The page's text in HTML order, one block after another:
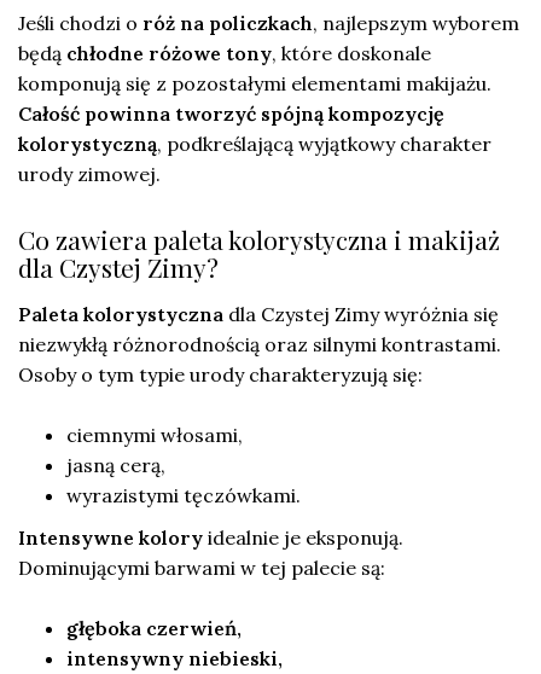
Jeśli chodzi o róż na policzkach, najlepszym wyborem
będą chłodne różowe tony, które doskonale
komponują się z pozostałymi elementami makijażu.
Całość powinna tworzyć spójną kompozycję
kolorystyczną, podkreślającą wyjątkowy charakter
urody zimowej.
Co zawiera paleta kolorystyczna i makijaż
dla Czystej Zimy?
Paleta kolorystyczna dla Czystej Zimy wyróżnia się
niezwykłą różnorodnością oraz silnymi kontrastami.
Osoby o tym typie urody charakteryzują się:
ciemnymi włosami,
jasną cerą,
wyrazistymi tęczówkami.
Intensywne kolory idealnie je eksponują.
Dominującymi barwami w tej palecie są:
głęboka czerwień,
intensywny niebieski,